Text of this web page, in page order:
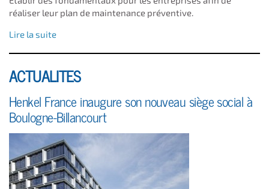
réaliser leur plan de maintenance préventive.
Lire la suite
ACTUALITES
Henkel France inaugure son nouveau siège social à
Boulogne-Billancourt